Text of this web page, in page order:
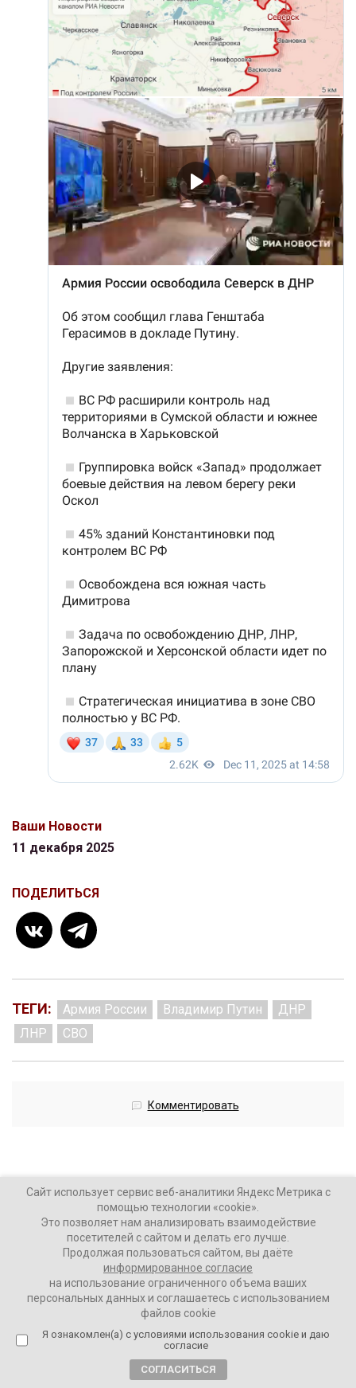
Ваши Новости
11 декабря 2025
ПОДЕЛИТЬСЯ
ТЕГИ: Армия России Владимир Путин
ДНР
ЛНР
СВО
Комментировать
Британия впервые признала
гибель своего военного на
Украине
8 месяцев назад
ВАШИ НОВОСТИ
Британский премьер Стармер заявил, что десантник
Сайт использует сервис веб-аналитики Яндекс Метрика с
помощью технологии «cookie».
Это позволяет нам анализировать взаимодействие
посетителей с сайтом и делать его лучше.
Продолжая пользоваться сайтом, вы даёте
информированное согласие
на использование ограниченного объема ваших
персональных данных и соглашаетесь с использованием
файлов cookie
Я ознакомлен(а) с условиями использования cookie и даю
согласие
СОГЛАСИТЬСЯ